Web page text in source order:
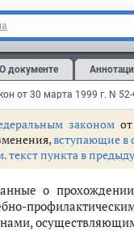
О документе
закономот
вступающие в
текст пункта в
о